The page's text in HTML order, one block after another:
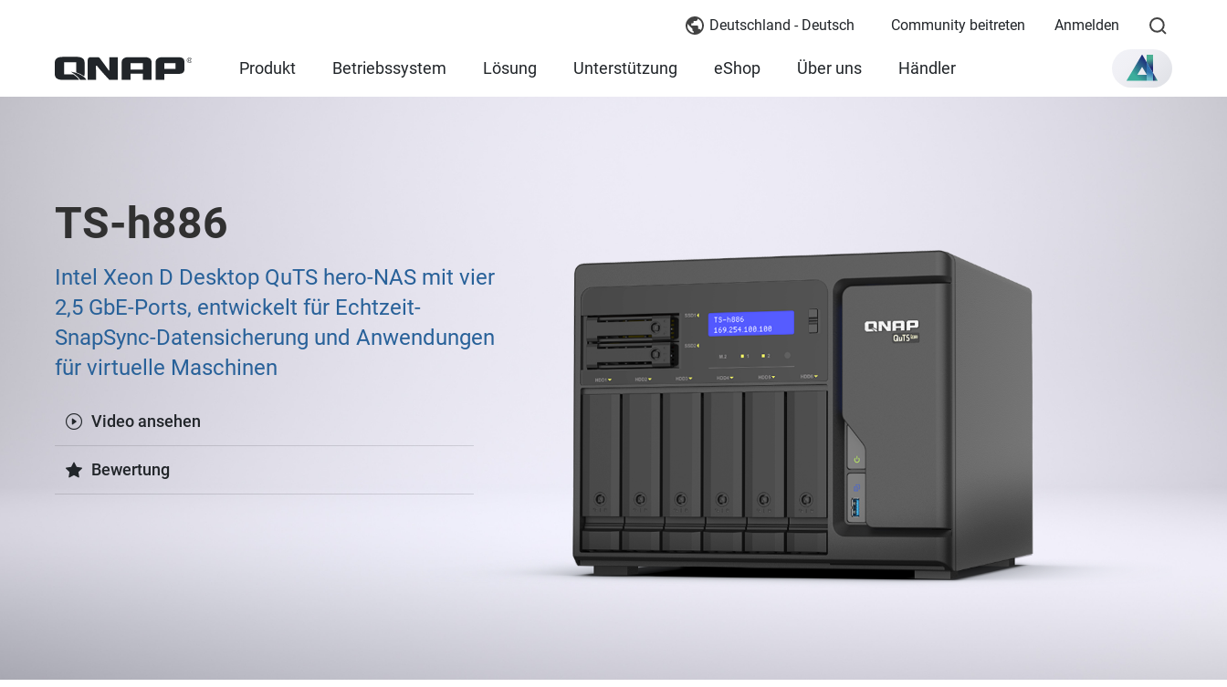
Deutschland - Deutsch Community beitreten Anmelden
Produkt Betriebssystem Lösung Unterstützung eShop Über uns Händler
TS-h886
Intel Xeon D Desktop QuTS hero-NAS mit vier
2,5 GbE-Ports, entwickelt für Echtzeit-
SnapSync-Datensicherung und Anwendungen
für virtuelle Maschinen
Video ansehen
Bewertung